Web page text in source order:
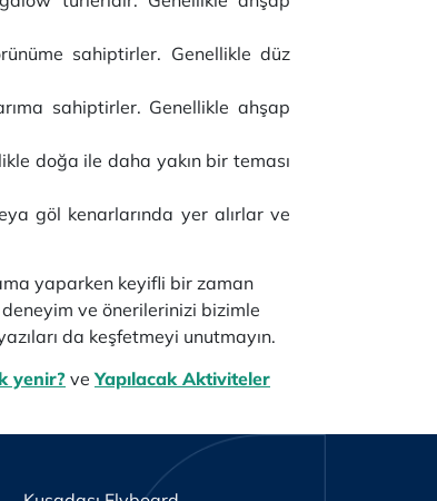
sahiptirler. Genellikle düz
sahiptirler. Genellikle ahşap
doğa ile daha yakın bir teması
göl kenarlarında yer alırlar ve
yaparken keyifli bir zaman
ve önerilerinizi bizimle
da keşfetmeyi unutmayın.
yenir? veYapılacak Aktiviteler